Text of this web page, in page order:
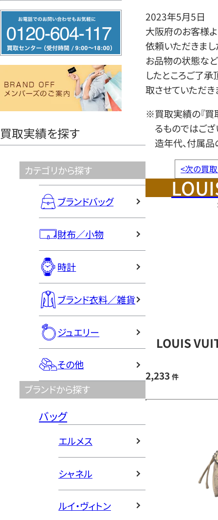
リ
ー
ヤ
買取実績を探す
カテゴリから探す
ブランドバッグ
財布／小物
時計
ブランド衣料／雑貨
ジュエリー
その他
ブランドから探す
バッグ
エルメス
シャネル
ルイ・ヴィトン
2023年5月5日
大阪府のお客様よ
依頼いただきまし
お品物の状態など
したところご了
取させていただき
※買取実績の『買
るものではござ
造年代、付属品
<次の買
LOUIS
2,233 件